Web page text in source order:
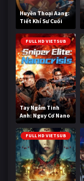
Huyền Thoại Aang:
Tiết Khí Sư Cuối
Cùng
FULL HD VIETSUB
Tay Ngắm Tinh
Anh: Nguy Cơ Nano
FULL HD VIETSUB